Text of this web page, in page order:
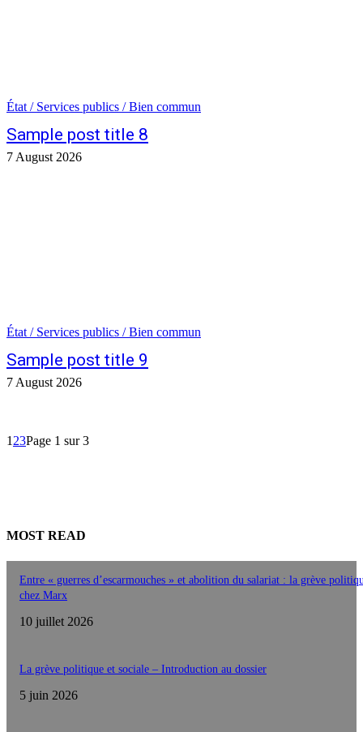
État / Services publics / Bien commun
Sample post title 8
7 August 2026
État / Services publics / Bien commun
Sample post title 9
7 August 2026
1 23Page 1 sur 3
MOST READ
Entre « guerres d’escarmouches » et abolition du salariat : la grève
chez Marx
10 juillet 2026
La grève politique et sociale – Introduction au dossier
5 juin 2026